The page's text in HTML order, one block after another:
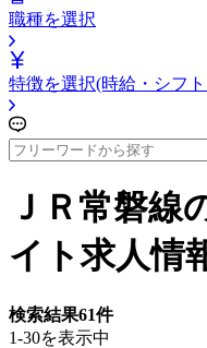
職種を選択
特徴を選択(時給・シフ
ＪＲ常磐線
イト求人情
検索結果61件
1-30を表示中